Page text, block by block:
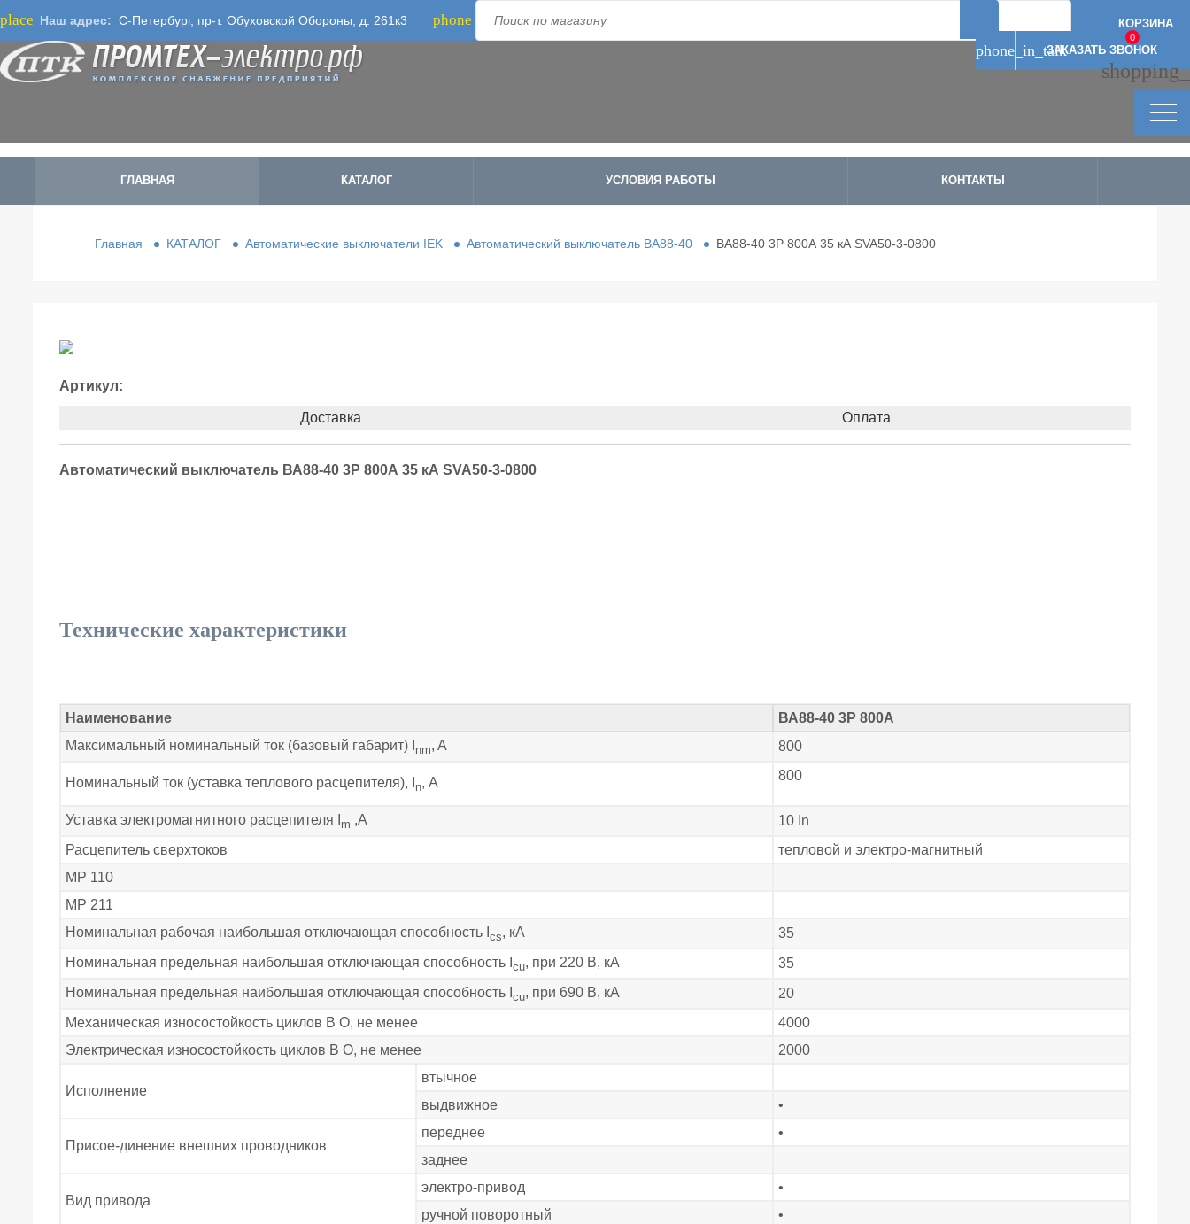
place Наш адрес: С-Петербург, пр-т. Обуховской Обороны, д. 261к3 phone Телефон: 8-800-500-1973
phone_in_talkЗАКАЗАТЬ ЗВОНОК
ГЛАВНАЯ КАТАЛОГ УСЛОВИЯ РАБОТЫ КОНТАКТЫ
КОРЗИНА
0
Главная КАТАЛОГ Автоматические выключатели IEK Автоматический выключатель ВА88-40 ВА88-40 3Р 800А 35 кА SVA50-3-0800
Артикул:
Доставка Оплата
Автоматический выключатель ВА88-40 3Р 800А 35 кА SVA50-3-0800
Технические характеристики
Наименование
ВА88-40 3Р 800А
Максимальный номинальный ток (базовый габарит) I nm, A 800
Номинальный ток (уставка теплового расцепителя), I n, А 800
Уставка электромагнитного расцепителя I m ,А
10 In
Расцепитель сверхтоков
тепловой и электро-магнитный
МР 110
МР 211
Номинальная рабочая наибольшая отключающая способность I cs, кА
35
Номинальная предельная наибольшая отключающая способность I cu, при 220 В, кА
35
Номинальная предельная наибольшая отключающая способность I cu, при 690 В, кА
20
Механическая износостойкость циклов В О, не менее
4000
Электрическая износостойкость циклов В О, не менее
2000
Исполнение
втычное
выдвижное
•
Присое-динение внешних проводников
переднее
•
заднее
Вид привода
электро-привод
•
ручной поворотный
•